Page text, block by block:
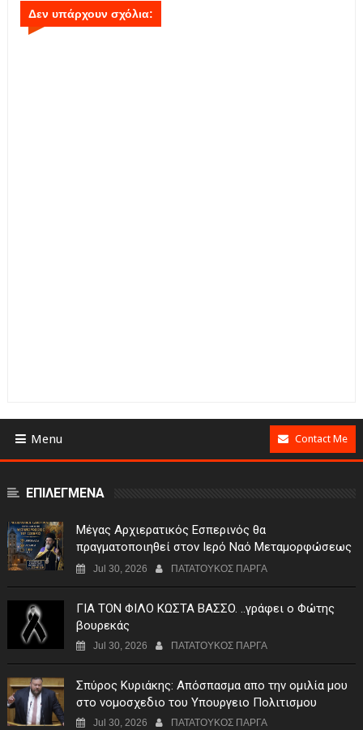
Δεν υπάρχουν σχόλια:
Menu Contact Me
ΕΠΙΛΕΓΜΕΝΑ
Μέγας Αρχιερατικός Εσπερινός θα
πραγματοποιηθεί στον Ιερό Ναό Μεταμορφώσεως
του Σωτήρος Σταυροχωρίου στης 5 Αυγούστου
Jul 30, 2026 ΠΑΤΑΤΟΥΚΟΣ ΠΑΡΓΑ
ΓIA TON ΦIΛO KΩΣTA BAΣΣO. ..γράφει ο Φώτης
βουρεκάς
Jul 30, 2026 ΠΑΤΑΤΟΥΚΟΣ ΠΑΡΓΑ
Σπύρος Κυριάκης: Απόσπασμα απο την ομιλία μου
στο νομοσχεδιο του Υπουργειο Πολιτισμου
Jul 30, 2026 ΠΑΤΑΤΟΥΚΟΣ ΠΑΡΓΑ